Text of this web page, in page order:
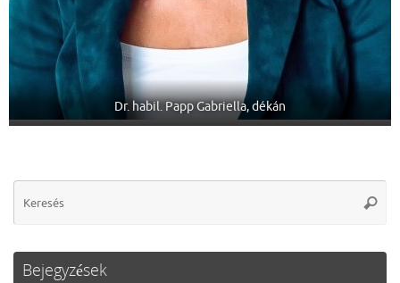
Dr. habil. Papp Gabriella, dékán
Bejegyzések